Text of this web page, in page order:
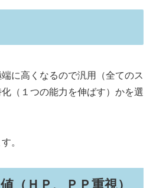
に高くなるので汎用（全てのス
（１つの能力を伸ばす）かを選
。
（ＨＰ、ＰＰ重視）